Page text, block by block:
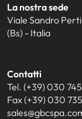
La nostra sede
Viale Sandro
(Bs) - Italia
Contatti
Tel. (+39) 030
Fax (+39) 030